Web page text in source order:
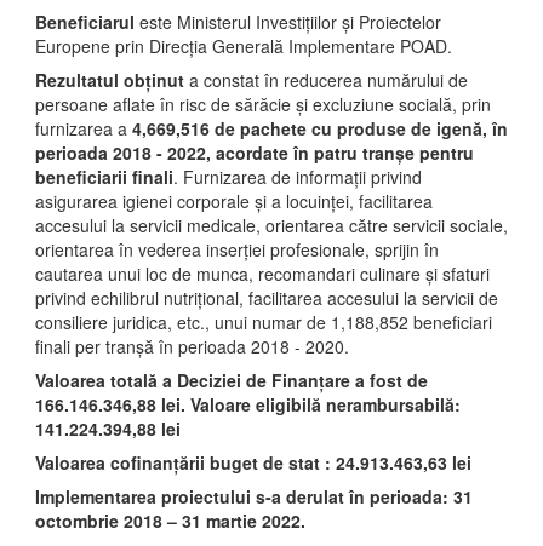
Beneficiarul este Ministerul Investițiilor și Proiectelor
Europene prin Direcția Generală Implementare POAD.
Rezultatul obținut a constat în reducerea numărului de
persoane aflate în risc de sărăcie și excluziune socială, prin
furnizarea a 4,669,516 de pachete cu produse de igenă, în
perioada 2018 - 2022, acordate în patru tranșe pentru
beneficiarii finali. Furnizarea de informații privind
asigurarea igienei corporale și a locuinței, facilitarea
accesului la servicii medicale, orientarea către servicii sociale,
orientarea în vederea inserției profesionale, sprijin în
cautarea unui loc de munca, recomandari culinare și sfaturi
privind echilibrul nutrițional, facilitarea accesului la servicii de
consiliere juridica, etc., unui numar de 1,188,852 beneficiari
finali per tranșă în perioada 2018 - 2020.
Valoarea totală a Deciziei de Finanțare a fost de
166.146.346,88 lei. Valoare eligibilă nerambursabilă:
141.224.394,88 lei
Valoarea cofinanțării buget de stat : 24.913.463,63 lei
Implementarea proiectului s-a derulat în perioada: 31
octombrie 2018 – 31 martie 2022.